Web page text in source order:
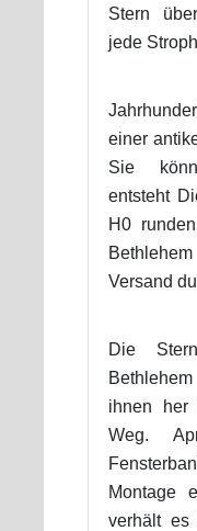
Stern
jede
einer
Sie
entsteht
H0
Versand
Die
ihnen her
Weg.
Montage
verhält